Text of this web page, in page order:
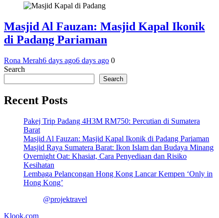
Masjid Al Fauzan: Masjid Kapal Ikonik
di Padang Pariaman
Rona Merah6 days ago6 days ago 0
Search
Search
Recent Posts
Pakej Trip Padang 4H3M RM750: Percutian di Sumatera
Barat
Masjid Al Fauzan: Masjid Kapal Ikonik di Padang Pariaman
Masjid Raya Sumatera Barat: Ikon Islam dan Budaya Minang
Overnight Oat: Khasiat, Cara Penyediaan dan Risiko
Kesihatan
Lembaga Pelancongan Hong Kong Lancar Kempen ‘Only in
Hong Kong’
@projektravel
Klook.com